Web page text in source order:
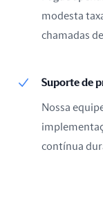
modesta
chamadas
Suporte de
Nossa
contínua